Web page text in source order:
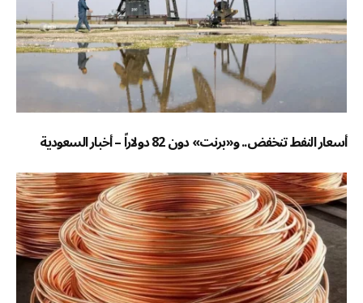
أسعار النفط تنخفض.. و«برنت» دون 82 دولاراً – أخبار السعودية